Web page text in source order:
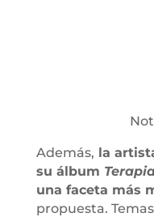
Además, la
su álbum
una faceta más
propuesta.